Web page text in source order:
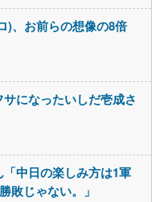
)、お前らの想像の8倍
サになったいしだ壱成さ
中日の楽しみ方は1軍
敗じゃない。」